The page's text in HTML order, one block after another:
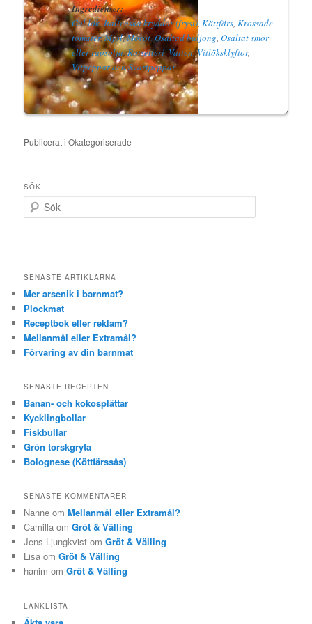
Ingredienser:
Gul lök,Italienska kryddor (fryst), Köttfärs, Krossade
tomater,Mjöl,Morot,Osaltad buljong, Osaltat smör
eller rapsolja,Rotselleri,Vatten,Vitlöksklyftor,
Vitpeppar och Svartpeppar
Publicerat i Okategoriserade
SÖK
ö
SENASTE ARTIKLARNA
Mer arsenik i barnmat?
Plockmat
Receptbok eller reklam?
Mellanmål eller Extramål?
Förvaring av din barnmat
SENASTE RECEPTEN
Banan- och kokosplättar
Kycklingbollar
Fiskbullar
Grön torskgryta
Bolognese (Köttfärssås)
SENASTE KOMMENTARER
Nanne omMellanmål eller Extramål?
Camilla omGröt & Välling
Jens Ljungkvist omGröt & Välling
Lisa omGröt & Välling
hanim omGröt & Välling
LÄNKLISTA